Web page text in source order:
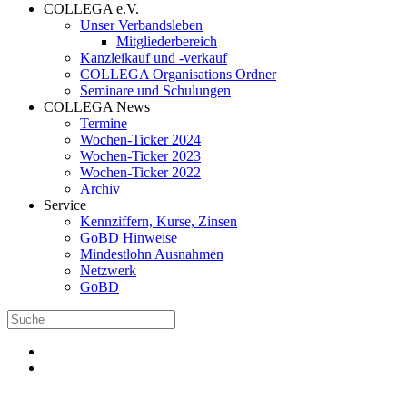
COLLEGA e.V.
Unser Verbandsleben
Mitgliederbereich
Kanzleikauf und -verkauf
COLLEGA Organisations Ordner
Seminare und Schulungen
COLLEGA News
Termine
Wochen-Ticker 2024
Wochen-Ticker 2023
Wochen-Ticker 2022
Archiv
Service
Kennziffern, Kurse, Zinsen
GoBD Hinweise
Mindestlohn Ausnahmen
Netzwerk
GoBD